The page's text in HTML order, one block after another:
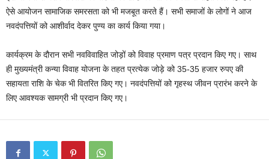
ऐसे आयोजन सामाजिक समरसता को भी मजबूत करते हैं। सभी समाजों के लोगों ने आज
नवदंपत्तियों को आशीर्वाद देकर पुण्य का कार्य किया गया।
कार्यक्रम के दौरान सभी नवविवाहित जोड़ों को विवाह प्रमाण पत्र प्रदान किए गए। साथ
ही मुख्यमंत्री कन्या विवाह योजना के तहत प्रत्येक जोड़े को 35-35 हजार रुपए की
सहायता राशि के चेक भी वितरित किए गए। नवदंपत्तियों को गृहस्थ जीवन प्रारंभ करने के
लिए आवश्यक सामग्री भी प्रदान किए गए।